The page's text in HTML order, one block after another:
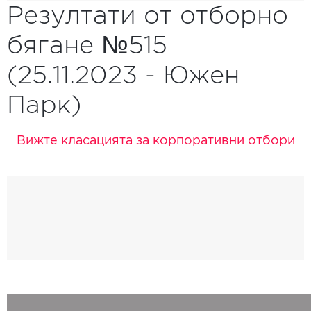
Резултати от отборно
бягане №515
(25.11.2023 - Южен
Парк)
Вижте класацията за корпоративни отбори